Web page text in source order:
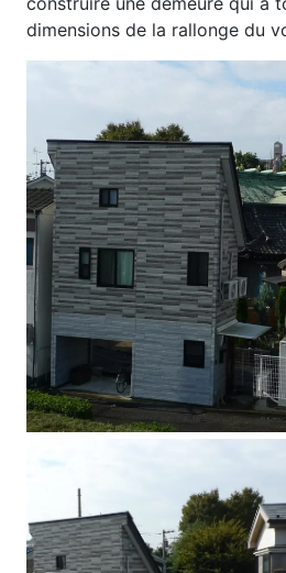
dimensions de la rallonge du